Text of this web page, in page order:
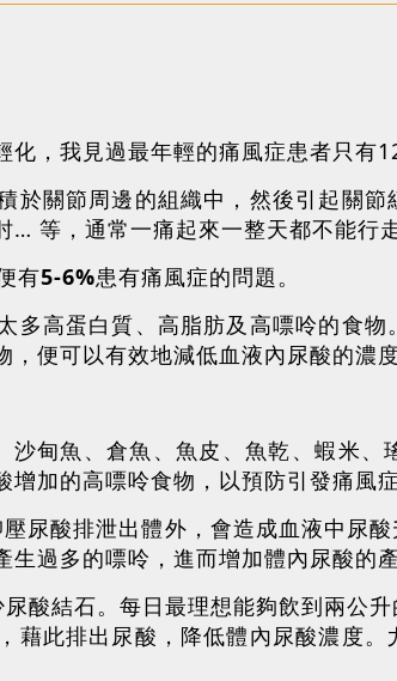
化，我見過最年輕的痛風症患者只有
於關節周邊的組織中，然後引起關
… 等，通常一痛起來一整天都不能行
有5-6%患有痛風症的問題。
多高蛋白質、高脂肪及高嘌呤的食
，便可以有效地減低血液內尿酸的濃
沙甸魚、倉魚、魚皮、魚乾、蝦米
加的高嘌呤食物，以預防引發痛風
壓尿酸排泄出體外，會造成血液中尿
過多的嘌呤，進而增加體內尿酸的
尿酸結石。每日最理想能夠飲到兩公
藉此排出尿酸，降低體內尿酸濃度